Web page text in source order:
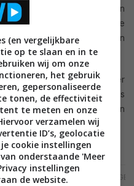
3G of 4G
, ook een
RIM moeten de eerste
eind 2012 verschijnen en
een update krijgen.
moet onder meer
grafische prestaties
een nog intuïtievere en
32GB PLAYBOOK 64GB
(en vergelijkbare
op te slaan en in te
wij om onze
het gebruik
gepersonaliseerde
tonen, de effectiviteit
te meten en onze
verzamelen wij
ID’s, geolocatie
cookie instellingen
onderstaande 'Meer
instellingen
de website.